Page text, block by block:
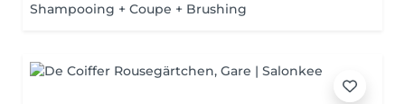
Shampooing + Coupe + Brushing